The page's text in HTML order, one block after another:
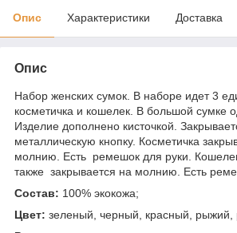
Опис Характеристики Доставка
Опис
Набор женских сумок. В наборе идет 3
косметичка и кошелек. В большой сумке
Изделие дополнено кисточкой.
металлическую кнопку. Косметичка
молнию. Есть ремешок для руки.
также закрывается на молнию. Есть
Состав: 100% экокожа;
Цвет: зеленый, черный, красный, рыжий,